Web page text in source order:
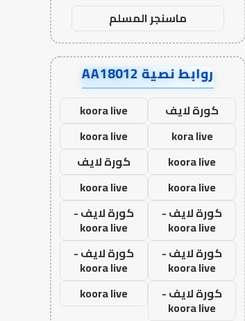
ماسنجر المسلم
روابط نصية AA18012
كورة لايف
koora live
kora live
koora live
koora live
كورة لايف
koora live
koora live
كورة لايف -
koora live
كورة لايف -
koora live
كورة لايف -
koora live
كورة لايف -
koora live
كورة لايف -
koora live
koora live